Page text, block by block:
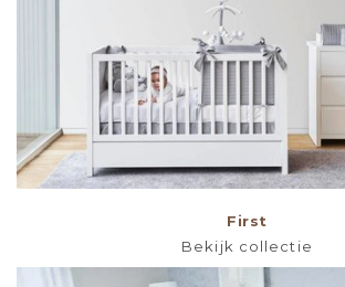
First
Bekijk collectie